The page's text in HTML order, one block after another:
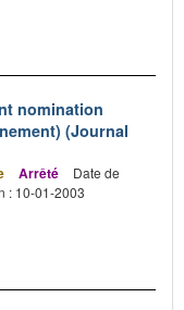
nomination
(Journal
Arrêté
Date de
: 10-01-2003